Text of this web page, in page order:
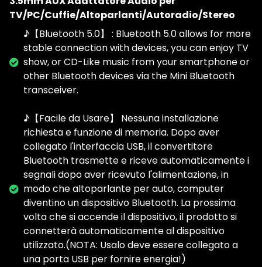
TV/PC/Cuffie/Altoparlanti/Autoradio/Stereo
♪【Bluetooth 5.0】 : Bluetooth 5.0 allows for more
stable connection with devices, you can enjoy TV
show, or CD-Like music from your smartphone or
other Bluetooth devices via the Mini Bluetooth
transceiver.
♪【Facile da Usare】 Nessuna installazione
richiesta e funzione di memoria. Dopo aver
collegato l'interfaccia USB, il convertitore
Bluetooth trasmette e riceve automaticamente i
segnali dopo aver ricevuto l'alimentazione, in
modo che altoparlante per auto, computer
diventino un dispositivo Bluetooth. La prossima
volta che si accende il dispositivo, il prodotto si
connetterà automaticamente al dispositivo
utilizzato.(NOTA: Usalo deve essere collegato a
una porta USB per fornire energia!)